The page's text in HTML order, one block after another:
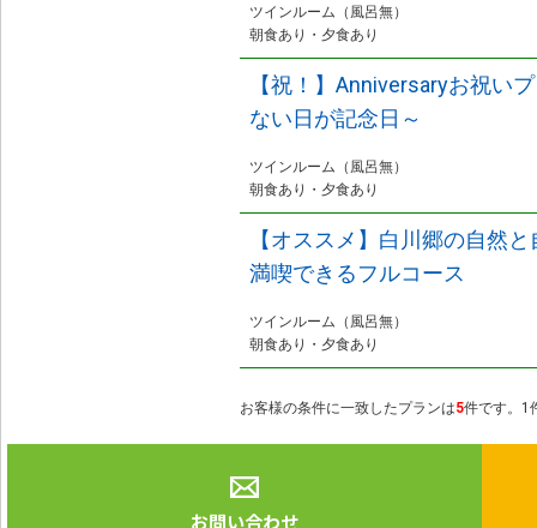
ツインルーム（風呂無）
朝食あり・夕食あり
【祝！】Anniversaryお祝い
ない日が記念日～
ツインルーム（風呂無）
朝食あり・夕食あり
【オススメ】白川郷の自然
満喫できるフルコース
ツインルーム（風呂無）
朝食あり・夕食あり
お客様の条件に一致したプランは5件です。1
お問い合わせ